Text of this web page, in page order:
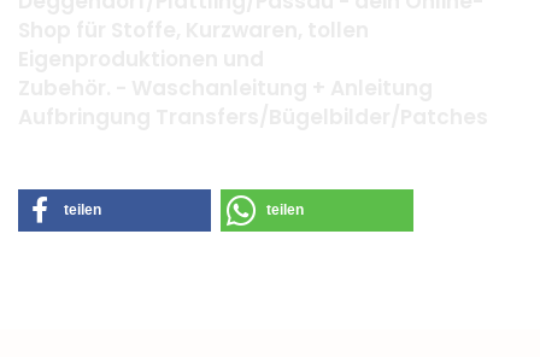
teilen teilen